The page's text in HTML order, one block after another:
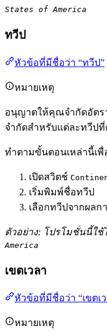
States of America
ทวีป
หัวข้อที่มีชื่อว่า “ทวีป”
หมายเหตุ
อนุญาตให้คุณจำกัดอัตร
จำกัดสำหรับแต่ละทวีป
ทำตามขั้นตอนเหล่านี้เพื่
เปิดสวิตช์
เริ่มพิมพ์ชื่อทวีป
เลือกทวีปจากผลก
ตัวอย่าง: โปรโมชั่นนี้ใช้
America
เขตเวลา
หัวข้อที่มีชื่อว่า “เขตเ
หมายเหตุ